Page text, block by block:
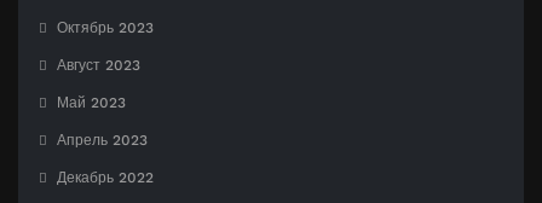
Октябрь 2023
Август 2023
Май 2023
Апрель 2023
Декабрь 2022